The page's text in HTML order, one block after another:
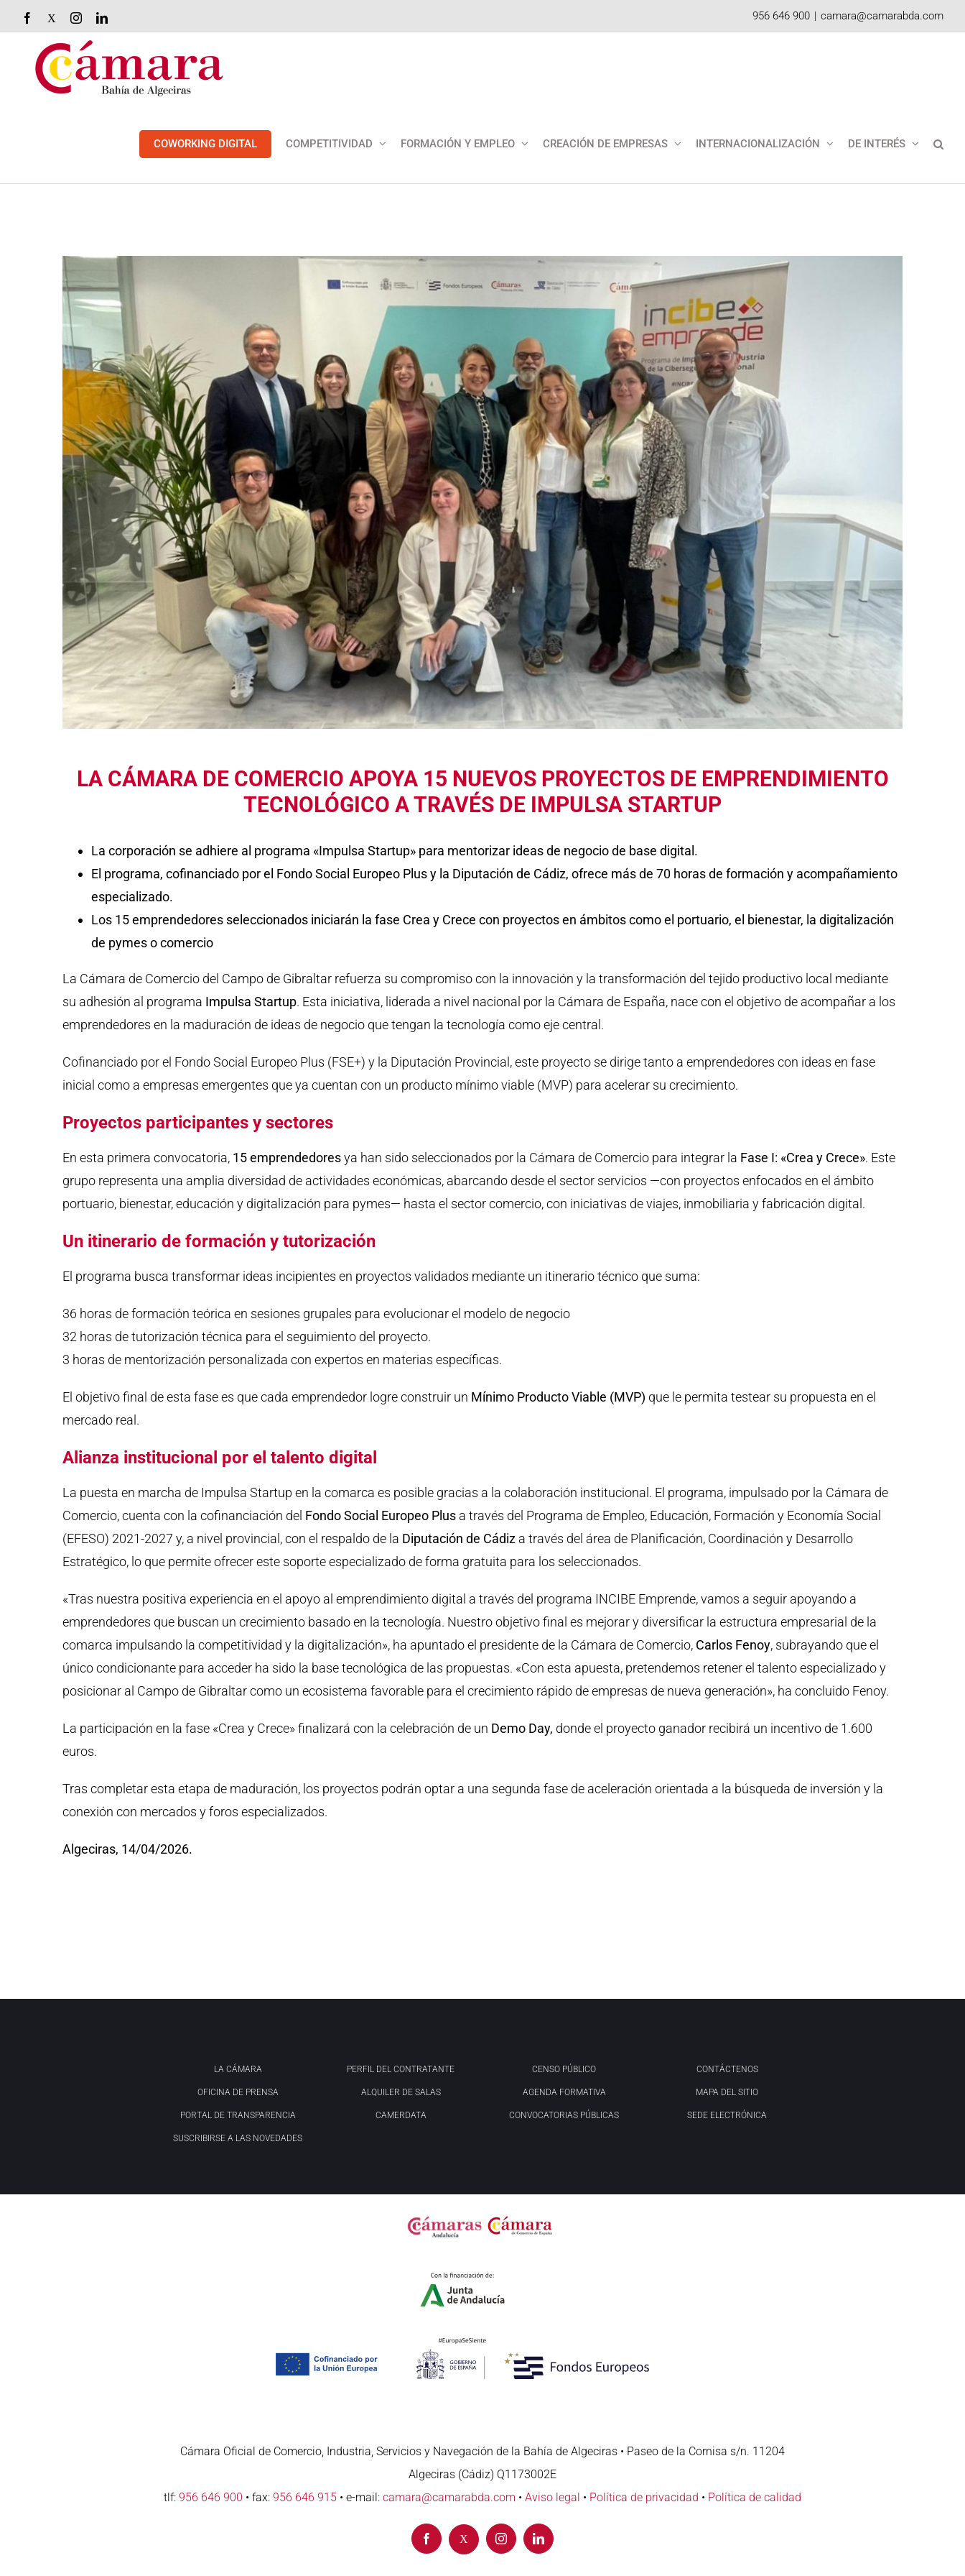
Saltar
al
contenido
Facebook InstagramLinkedIn 956 646 900 | camara@camarabda.com
COWORKING DIGITAL COMPETITIVIDAD FORMACIÓN Y EMPLEO CREACIÓN DE EMPRESAS INTERNACIONALIZACIÓN DE INTERÉS
LA CÁMARA DE COMERCIO APOYA 15 NUEVOS PROYECTOS DE EMPRENDIMIENTO
TECNOLÓGICO A TRAVÉS DE IMPULSA STARTUP
La corporación se adhiere al programa «Impulsa Startup» para mentorizar ideas de negocio de base digital.
El programa, cofinanciado por el Fondo Social Europeo Plus y la Diputación de Cádiz, ofrece más de 70 horas de formación y acompañamiento
especializado.
Los 15 emprendedores seleccionados iniciarán la fase Crea y Crece con proyectos en ámbitos como el portuario, el bienestar, la digitalización
de pymes o comercio
La Cámara de Comercio del Campo de Gibraltar refuerza su compromiso con la innovación y la transformación del tejido productivo local mediante
su adhesión al programa Impulsa Startup. Esta iniciativa, liderada a nivel nacional por la Cámara de España, nace con el objetivo de acompañar a los
emprendedores en la maduración de ideas de negocio que tengan la tecnología como eje central.
Cofinanciado por el Fondo Social Europeo Plus (FSE+) y la Diputación Provincial, este proyecto se dirige tanto a emprendedores con ideas en fase
inicial como a empresas emergentes que ya cuentan con un producto mínimo viable (MVP) para acelerar su crecimiento.
Proyectos participantes y sectores
En esta primera convocatoria, 15 emprendedoresya han sido seleccionados por la Cámara de Comercio para integrar la Fase I: «Crea y Crece». Este
grupo representa una amplia diversidad de actividades económicas, abarcando desde el sector servicios —con proyectos enfocados en el ámbito
portuario, bienestar, educación y digitalización para pymes— hasta el sector comercio, con iniciativas de viajes, inmobiliaria y fabricación digital.
Un itinerario de formación y tutorización
El programa busca transformar ideas incipientes en proyectos validados mediante un itinerario técnico que suma:
36 horas de formación teórica en sesiones grupales para evolucionar el modelo de negocio
32 horas de tutorización técnica para el seguimiento del proyecto.
3 horas de mentorización personalizada con expertos en materias específicas.
El objetivo final de esta fase es que cada emprendedor logre construir un Mínimo Producto Viable (MVP) que le permita testear su propuesta en el
mercado real.
Alianza institucional por el talento digital
La puesta en marcha de Impulsa Startup en la comarca es posible gracias a la colaboración institucional. El programa, impulsado por la Cámara de
Comercio, cuenta con la cofinanciación del Fondo Social Europeo Plus a través del Programa de Empleo, Educación, Formación y Economía Social
(EFESO) 2021-2027 y, a nivel provincial, con el respaldo de la Diputación de Cádiz a través del área de Planificación, Coordinación y Desarrollo
Estratégico, lo que permite ofrecer este soporte especializado de forma gratuita para los seleccionados.
«Tras nuestra positiva experiencia en el apoyo al emprendimiento digital a través del programa INCIBE Emprende, vamos a seguir apoyando a
emprendedores que buscan un crecimiento basado en la tecnología. Nuestro objetivo final es mejorar y diversificar la estructura empresarial de la
comarca impulsando la competitividad y la digitalización», ha apuntado el presidente de la Cámara de Comercio, Carlos Fenoy, subrayando que el
único condicionante para acceder ha sido la base tecnológica de las propuestas. «Con esta apuesta, pretendemos retener el talento especializado y
posicionar al Campo de Gibraltar como un ecosistema favorable para el crecimiento rápido de empresas de nueva generación», ha concluido Fenoy.
La participación en la fase «Crea y Crece» finalizará con la celebración de un Demo Day, donde el proyecto ganador recibirá un incentivo de 1.600
euros.
Tras completar esta etapa de maduración, los proyectos podrán optar a una segunda fase de aceleración orientada a la búsqueda de inversión y la
conexión con mercados y foros especializados.
Algeciras, 14/04/2026.
LA CÁMARA
OFICINA DE PRENSA
PORTAL DE TRANSPARENCIA
SUSCRIBIRSE A LAS NOVEDADES
PERFIL DEL CONTRATANTE
ALQUILER DE SALAS
CAMERDATA
CENSO PÚBLICO
AGENDA FORMATIVA
CONVOCATORIAS PÚBLICAS
CONTÁCTENOS
MAPA DEL SITIO
SEDE ELECTRÓNICA
Cámara Oficial de Comercio, Industria, Servicios y Navegación de la Bahía de Algeciras • Paseo de la Cornisa s/n. 11204
Algeciras (Cádiz) Q1173002E
tlf: 956 646 900 • fax: 956 646 915 • e-mail: camara@camarabda.com • Aviso legal • Política de privacidad • Política de calidad
Facebook
X InstagramLinkedIn